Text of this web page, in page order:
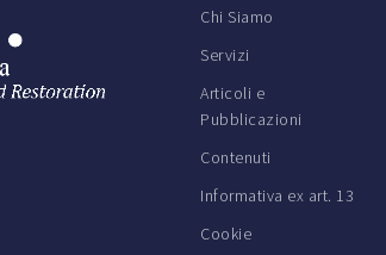
Chi Siamo
Servizi
Articoli e
Pubblicazioni
Contenuti
Informativa ex art. 13
Cookie